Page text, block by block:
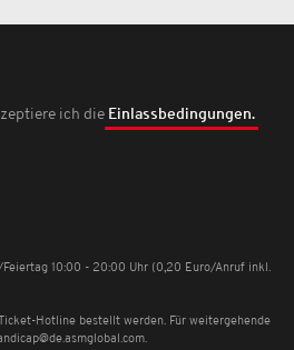
ich die Einlassbedingungen.
10:00 - 20:00 Uhr (0,20 Euro/Anruf inkl.
Hotline bestellt werden. Für weitergehende
.